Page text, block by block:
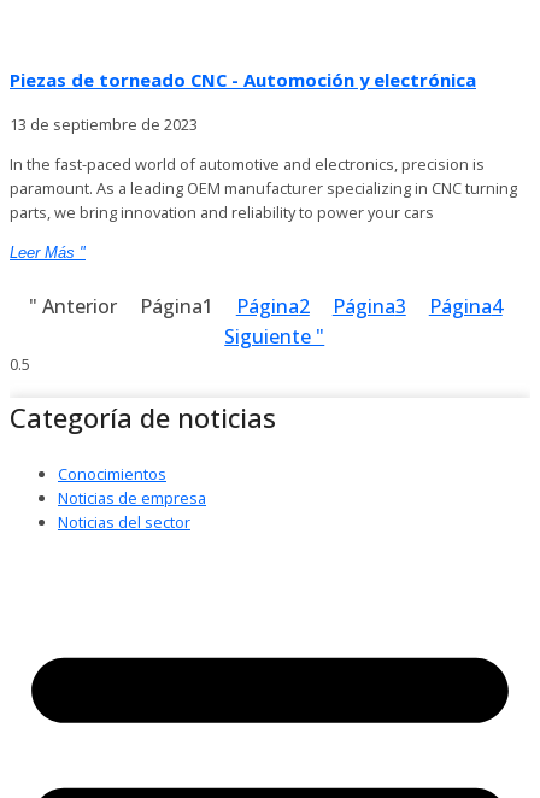
Piezas de torneado CNC - Automoción y electrónica
13 de septiembre de 2023
In the fast-paced world of automotive and electronics, precision is
paramount. As a leading OEM manufacturer specializing in CNC turning
parts, we bring innovation and reliability to power your cars
Leer Más "
" Anterior Página1 Página2 Página3 Página4
Siguiente "
Categoría de noticias
Conocimientos
Noticias de empresa
Noticias del sector